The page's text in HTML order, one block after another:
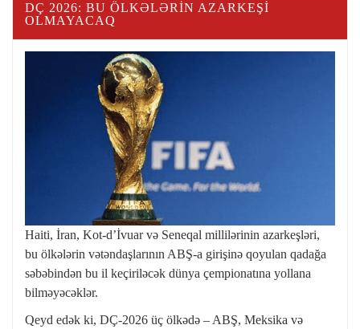
DÇ 2026: BU ÖLKƏLƏRIN AZARKEŞI
OLMAYACAQ
Haiti, İran, Kot-d’İvuar və Seneqal millilərinin azarkeşləri,
bu ölkələrin vətəndaşlarının ABŞ-a girişinə qoyulan qadağa
səbəbindən bu il keçiriləcək dünya çempionatına yollana
bilməyəcəklər.
Qeyd edək ki, DÇ-2026 üç ölkədə – ABŞ, Meksika və